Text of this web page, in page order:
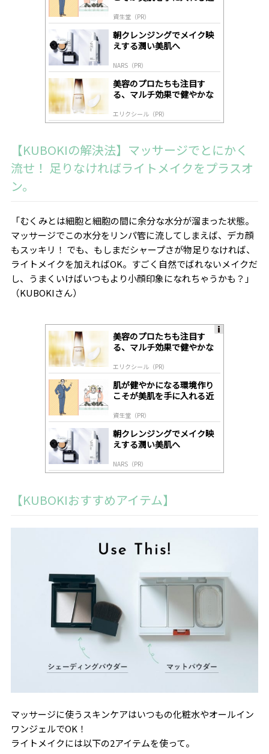
資生堂（PR）
朝クレンジングでメイク映
えする潤い美肌へ
NARS（PR）
美容のプロたちも注目す
る、マルチ効果で健やかな
エリクシール（PR）
【KUBOKIの解決法】マッサージでとにかく
流せ！ 足りなければライトメイクをプラスオ
ン。
「むくみとは細胞と細胞の間に余分な水分が溜まった状態。
マッサージでこの水分をリンパ管に流してしまえば、デカ顔
もスッキリ！ でも、もしまだシャープさが物足りなければ、
ライトメイクを加えればOK。すごく自然でばれないメイクだ
し、うまくいけばいつもより小顔印象になれちゃうかも？」
（KUBOKIさん）
美容のプロたちも注目す
る、マルチ効果で健やかな
エリクシール（PR）
肌が健やかになる環境作り
こそが美肌を手に入れる近
資生堂（PR）
朝クレンジングでメイク映
えする潤い美肌へ
NARS（PR）
【KUBOKIおすすめアイテム】
マッサージに使うスキンケアはいつもの化粧水やオールイン
ワンジェルでOK！
ライトメイクには以下の2アイテムを使って。